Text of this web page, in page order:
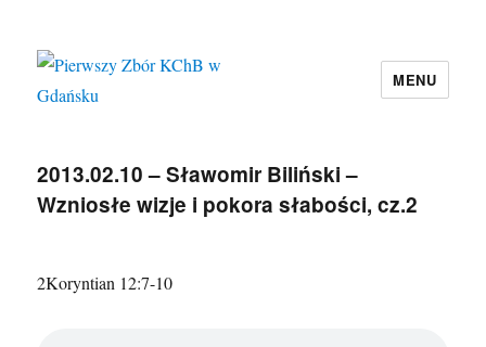
MENU
2013.02.10 – Sławomir Biliński –
Wzniosłe wizje i pokora słabości, cz.2
2Koryntian 12:7-10